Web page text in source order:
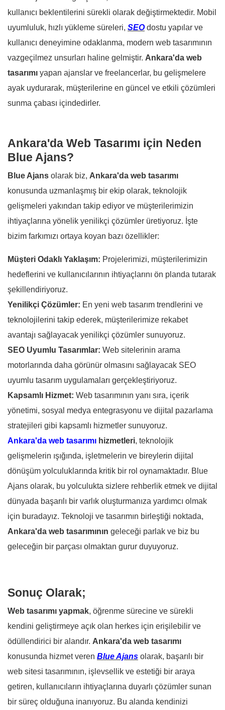
kullanıcı beklentilerini sürekli olarak değiştirmektedir. Mobil
uyumluluk, hızlı yükleme süreleri, SEOdostu yapılar ve
kullanıcı deneyimine odaklanma, modern web tasarımının
vazgeçilmez unsurları haline gelmiştir. Ankara'da web
tasarımı yapan ajanslar ve freelancerlar, bu gelişmelere
ayak uydurarak, müşterilerine en güncel ve etkili çözümleri
sunma çabası içindedirler.
Ankara'da Web Tasarımı için Neden
Blue Ajans?
Blue Ajans olarak biz, Ankara'da web tasarımı
konusunda uzmanlaşmış bir ekip olarak, teknolojik
gelişmeleri yakından takip ediyor ve müşterilerimizin
ihtiyaçlarına yönelik yenilikçi çözümler üretiyoruz. İşte
bizim farkımızı ortaya koyan bazı özellikler:
Müşteri Odaklı Yaklaşım: Projelerimizi, müşterilerimizin
hedeflerini ve kullanıcılarının ihtiyaçlarını ön planda tutarak
şekillendiriyoruz.
Yenilikçi Çözümler: En yeni web tasarım trendlerini ve
teknolojilerini takip ederek, müşterilerimize rekabet
avantajı sağlayacak yenilikçi çözümler sunuyoruz.
SEO Uyumlu Tasarımlar: Web sitelerinin arama
motorlarında daha görünür olmasını sağlayacak SEO
uyumlu tasarım uygulamaları gerçekleştiriyoruz.
Kapsamlı Hizmet: Web tasarımının yanı sıra, içerik
yönetimi, sosyal medya entegrasyonu ve dijital pazarlama
stratejileri gibi kapsamlı hizmetler sunuyoruz.
Ankara'da web tasarımı hizmetleri, teknolojik
gelişmelerin ışığında, işletmelerin ve bireylerin dijital
dönüşüm yolculuklarında kritik bir rol oynamaktadır. Blue
Ajans olarak, bu yolculukta sizlere rehberlik etmek ve dijital
dünyada başarılı bir varlık oluşturmanıza yardımcı olmak
için buradayız. Teknoloji ve tasarımın birleştiği noktada,
Ankara'da web tasarımının geleceği parlak ve biz bu
geleceğin bir parçası olmaktan gurur duyuyoruz.
Sonuç Olarak;
Web tasarımı yapmak, öğrenme sürecine ve sürekli
kendini geliştirmeye açık olan herkes için erişilebilir ve
ödüllendirici bir alandır. Ankara'da web tasarımı
konusunda hizmet veren Blue Ajans olarak, başarılı bir
web sitesi tasarımının, işlevsellik ve estetiği bir araya
getiren, kullanıcıların ihtiyaçlarına duyarlı çözümler sunan
bir süreç olduğuna inanıyoruz. Bu alanda kendinizi